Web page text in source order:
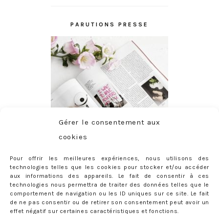
Gérer le consentement aux
cookies
Pour offrir les meilleures expériences, nous utilisons des
technologies telles que les cookies pour stocker et/ou accéder
aux informations des appareils. Le fait de consentir à ces
technologies nous permettra de traiter des données telles que le
comportement de navigation ou les ID uniques sur ce site. Le fait
de ne pas consentir ou de retirer son consentement peut avoir un
effet négatif sur certaines caractéristiques et fonctions.
PARUTIONS PRESSE